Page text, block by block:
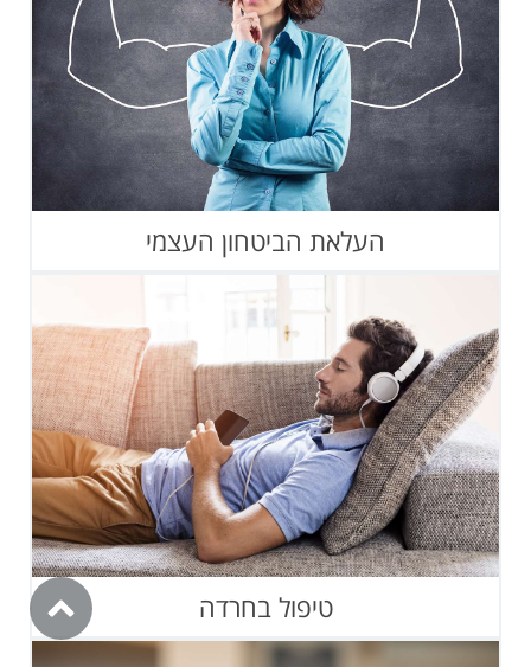
העלאת הביטחון העצמי
טיפול בחרדה